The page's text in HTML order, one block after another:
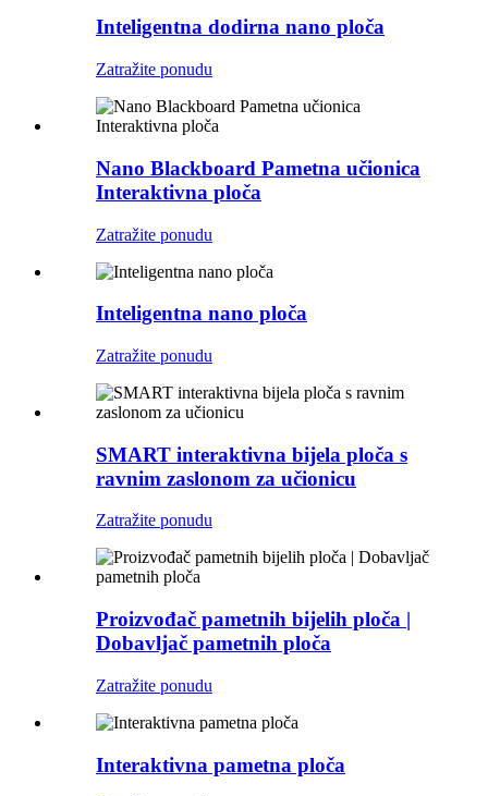
Inteligentna dodirna nano ploča
Zatražite ponudu
Nano Blackboard Pametna učionica
Interaktivna ploča
Zatražite ponudu
Inteligentna nano ploča
Zatražite ponudu
SMART interaktivna bijela ploča s
ravnim zaslonom za učionicu
Zatražite ponudu
Proizvođač pametnih bijelih ploča |
Dobavljač pametnih ploča
Zatražite ponudu
Interaktivna pametna ploča